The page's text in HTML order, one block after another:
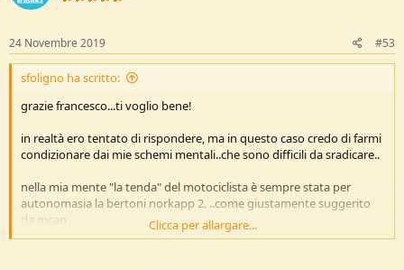
24 Novembre 2019 #53
sfoligno ha scritto:
grazie francesco...ti voglio bene!
in realtà ero tentato di rispondere, ma in questo caso credo di farmi
condizionare dai mie schemi mentali..che sono difficili da sradicare..
nella mia mente "la tenda" del motociclista è sempre stata per
autonomasia la bertoni norkapp 2. ..come giustamente suggerito
da mcap,
se poi ci devi andare a caponord, il conto è presto fatto!
Clicca per allargare...